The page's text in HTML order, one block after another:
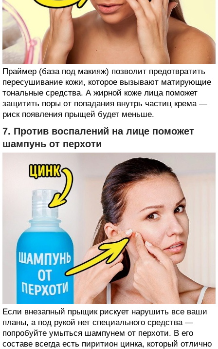
Праймер (база под макияж) позволит предотвратить
пересушивание кожи, которое вызывают матирующие
тональные средства. А жирной коже лица поможет
защитить поры от попадания внутрь частиц крема —
риск появления прыщей будет меньше.
7. Против воспалений на лице поможет
шампунь от перхоти
Если внезапный прыщик рискует нарушить все ваши
планы, а под рукой нет специального средства —
попробуйте умыться шампунем от перхоти. В его
составе всегда есть пиритион цинка, который отлично